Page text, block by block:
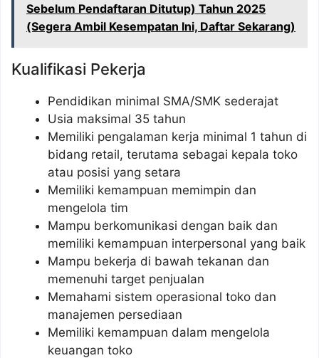
Sebelum Pendaftaran Ditutup) Tahun 2025
(Segera Ambil Kesempatan Ini, Daftar Sekarang)
Kualifikasi Pekerja
Pendidikan minimal SMA/SMK sederajat
Usia maksimal 35 tahun
Memiliki pengalaman kerja minimal 1 tahun di
bidang retail, terutama sebagai kepala toko
atau posisi yang setara
Memiliki kemampuan memimpin dan
mengelola tim
Mampu berkomunikasi dengan baik dan
memiliki kemampuan interpersonal yang baik
Mampu bekerja di bawah tekanan dan
memenuhi target penjualan
Memahami sistem operasional toko dan
manajemen persediaan
Memiliki kemampuan dalam mengelola
keuangan toko